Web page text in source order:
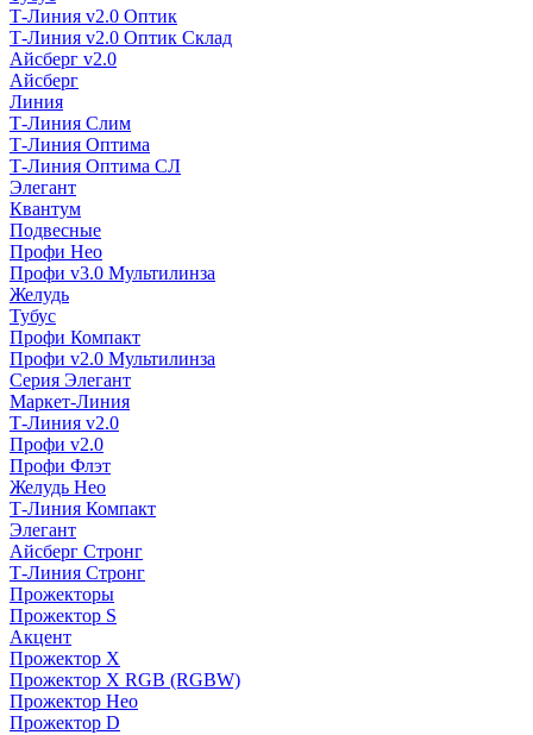
Т-Линия v2.0 Оптик
Т-Линия v2.0 Оптик Склад
Айсберг v2.0
Айсберг
Линия
Т-Линия Слим
Т-Линия Оптима
Т-Линия Оптима СЛ
Элегант
Квантум
Подвесные
Профи Нео
Профи v3.0 Мультилинза
Желудь
Тубус
Профи Компакт
Профи v2.0 Мультилинза
Серия Элегант
Маркет-Линия
Т-Линия v2.0
Профи v2.0
Профи Флэт
Желудь Нео
Т-Линия Компакт
Элегант
Айсберг Стронг
Т-Линия Стронг
Прожекторы
Прожектор S
Акцент
Прожектор X
Прожектор Х RGB (RGBW)
Прожектор Нео
Прожектор D